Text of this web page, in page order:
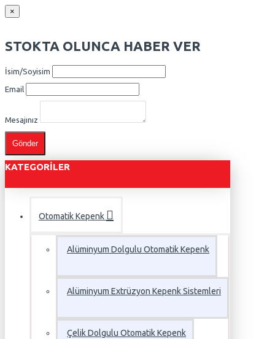
×
STOKTA OLUNCA HABER VER
İsim/Soyisim
Email
Mesajınız
Gönder
KATEGORILER
Otomatik Kepenk
Alüminyum Dolgulu Otomatik Kepenk
Alüminyum Extrüzyon Kepenk Sistemleri
Çelik Dolgulu Otomatik Kepenk